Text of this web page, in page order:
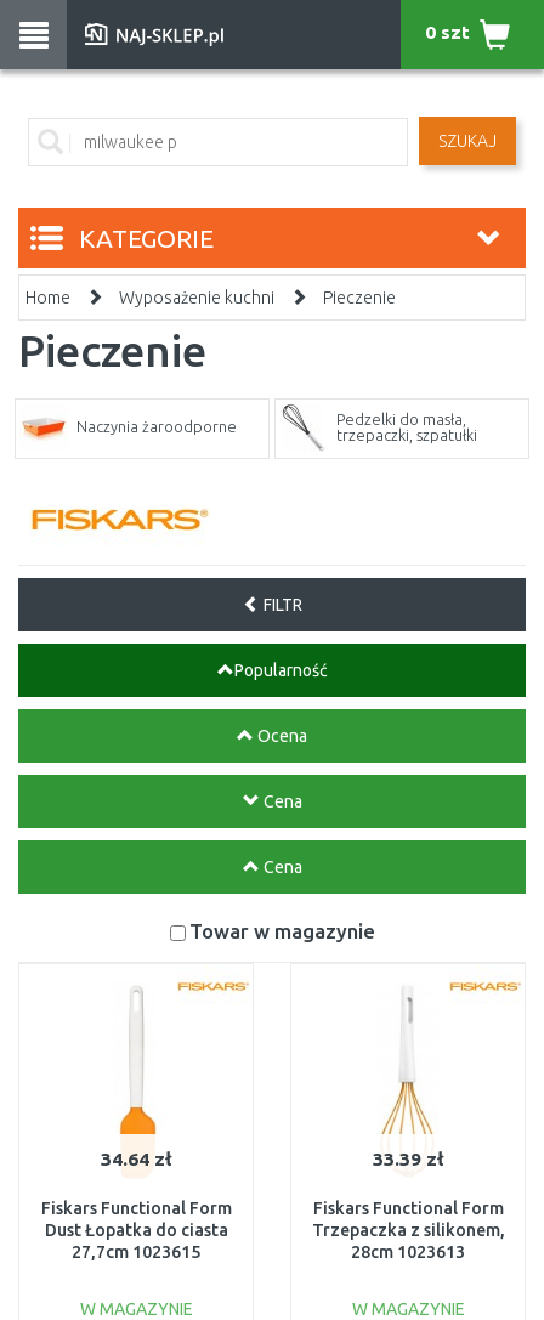
SZUKAJ
0 szt
KATEGORIE
Home Wyposażenie kuchni Pieczenie
Pieczenie
Naczynia żaroodporne
Pedzelki do masła,
trzepaczki, szpatułki
FILTR
Popularność
Ocena
Cena
Cena
Towar w magazynie
34.64 zł
Fiskars Functional Form
Dust Łopatka do ciasta
27,7cm 1023615
W MAGAZYNIE
33.39 zł
Fiskars Functional Form
Trzepaczka z silikonem,
28cm 1023613
W MAGAZYNIE